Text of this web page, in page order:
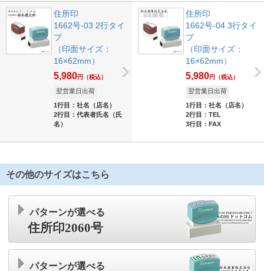
住所印
1662号-03 2行タイ
プ
（印面サイズ：
16×62mm）
5,980円 （税込）
翌営業日出荷
1行目：社名（店名）
2行目：代表者氏名（氏
名）
住所印
1662号-04 3行タイ
プ
（印面サイズ：
16×62mm）
5,980円 （税込）
翌営業日出荷
1行目：社名（店名）
2行目：TEL
3行目：FAX
その他のサイズはこちら
パターンが選べる
住所印2060号
パターンが選べる